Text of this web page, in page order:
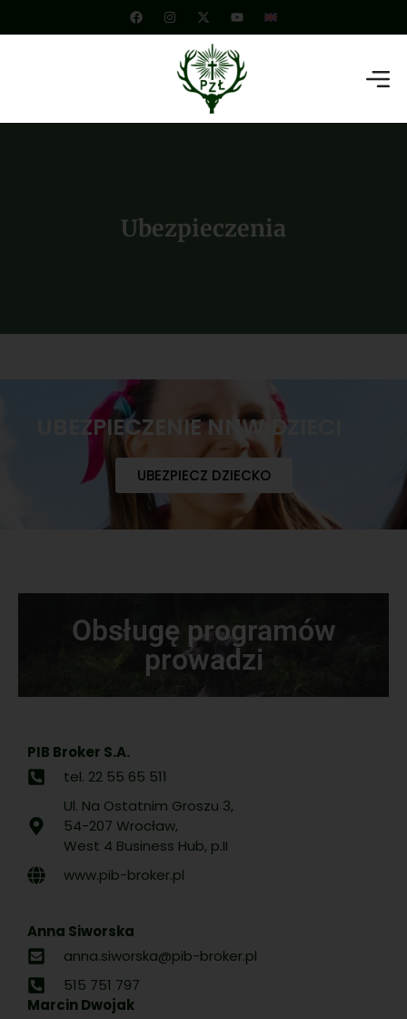
Ubezpieczenia
UBEZPIECZENIE NNW DZIECI
UBEZPIECZ DZIECKO
Obsługę programów
prowadzi
PIB Broker S.A.
tel. 22 55 65 511
Ul. Na Ostatnim Groszu 3,
54-207 Wrocław,
West 4 Business Hub, p.II
www.pib-broker.pl
Anna Siworska
anna.siworska@pib-broker.pl
515 751 797
Marcin Dwojak